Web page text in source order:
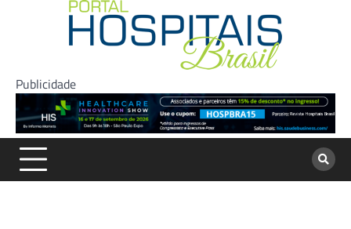
Publicidade